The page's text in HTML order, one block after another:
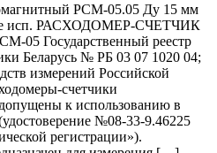
РСМ-05.05 Ду 15 мм
исп. РАСХОДОМЕР-СЧЕТЧИК
Государственный реестр
Беларусь № РБ 03 07 1020 04;
измерений Российской
счетчики
к использованию в
№08-33-9.46225
регистрации»).